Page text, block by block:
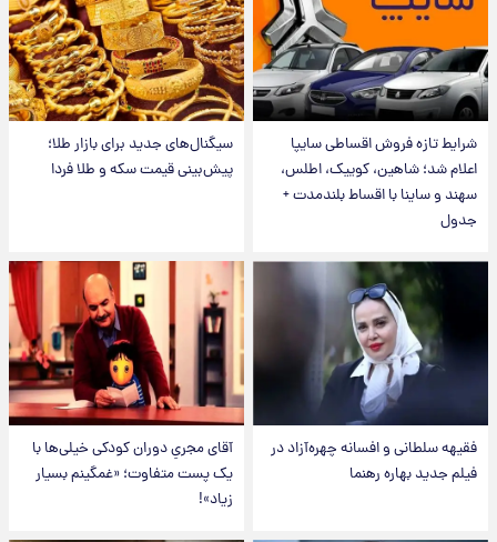
شرایط تازه فروش اقساطی سایپا
اعلام شد؛ شاهین، کوییک، اطلس،
سهند و ساینا با اقساط بلندمدت +
جدول
سیگنال‌های جدید برای بازار طلا؛
پیش‌بینی قیمت سکه و طلا فردا
فقیهه سلطانی و افسانه چهره‌آزاد در
فیلم جدید بهاره رهنما
آقای مجریِ دوران کودکی خیلی‌ها با
یک پست متفاوت؛ «غمگینم بسیار
زیاد»!